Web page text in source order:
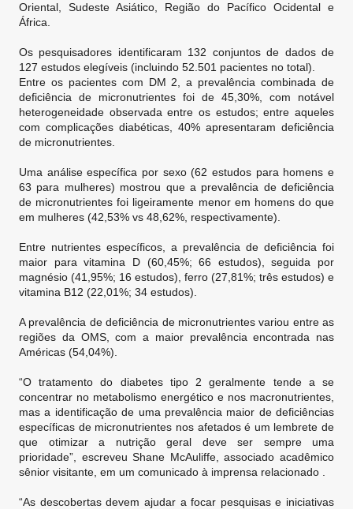
Oriental, Sudeste Asiático, Região do Pacífico Ocidental e
África.
Os pesquisadores identificaram 132 conjuntos de dados de
127 estudos elegíveis (incluindo 52.501 pacientes no total).
Entre os pacientes com DM 2, a prevalência combinada de
deficiência de micronutrientes foi de 45,30%, com notável
heterogeneidade observada entre os estudos; entre aqueles
com complicações diabéticas, 40% apresentaram deficiência
de micronutrientes.
Uma análise específica por sexo (62 estudos para homens e
63 para mulheres) mostrou que a prevalência de deficiência
de micronutrientes foi ligeiramente menor em homens do que
em mulheres (42,53% vs 48,62%, respectivamente).
Entre nutrientes específicos, a prevalência de deficiência foi
maior para vitamina D (60,45%; 66 estudos), seguida por
magnésio (41,95%; 16 estudos), ferro (27,81%; três estudos) e
vitamina B12 (22,01%; 34 estudos).
A prevalência de deficiência de micronutrientes variou entre as
regiões da OMS, com a maior prevalência encontrada nas
Américas (54,04%).
“O tratamento do diabetes tipo 2 geralmente tende a se
concentrar no metabolismo energético e nos macronutrientes,
mas a identificação de uma prevalência maior de deficiências
específicas de micronutrientes nos afetados é um lembrete de
que otimizar a nutrição geral deve ser sempre uma
prioridade”, escreveu Shane McAuliffe, associado acadêmico
sênior visitante, em um comunicado à imprensa relacionado .
“As descobertas devem ajudar a focar pesquisas e iniciativas